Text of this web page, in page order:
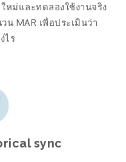
หม่และทดลองใช้งานจริง
น MAR เพื่อประเมินว่า
ไร
sync